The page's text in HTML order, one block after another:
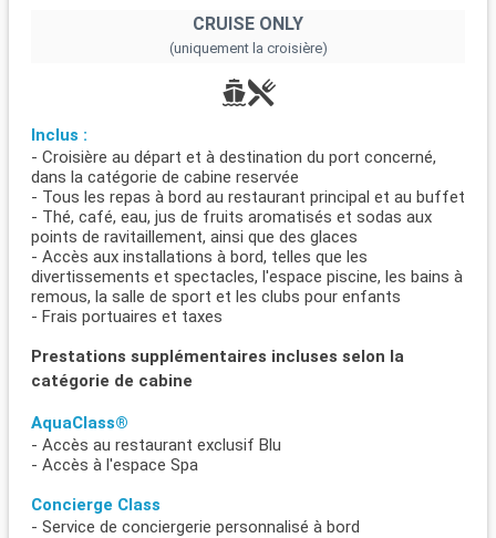
CRUISE ONLY
(uniquement la croisière)
Inclus :
- Croisière au départ et à destination du port concerné,
dans la catégorie de cabine reservée
- Tous les repas à bord au restaurant principal et au buffet
- Thé, café, eau, jus de fruits aromatisés et sodas aux
points de ravitaillement, ainsi que des glaces
- Accès aux installations à bord, telles que les
divertissements et spectacles, l'espace piscine, les bains à
remous, la salle de sport et les clubs pour enfants
- Frais portuaires et taxes
Prestations supplémentaires incluses selon la
catégorie de cabine
AquaClass®
- Accès au restaurant exclusif Blu
- Accès à l'espace Spa
Concierge Class
- Service de conciergerie personnalisé à bord